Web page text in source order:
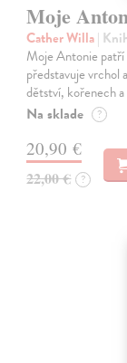
Moje
Cather Willa|
Moje Antonie patří
představuje
dětství, kořenech
Na sklade ?
20,90 €
22,00 € ?